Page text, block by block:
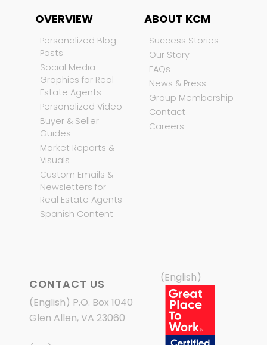
OVERVIEW
Personalized Blog
Posts
Social Media
Graphics for Real
Estate Agents
Personalized Video
Buyer & Seller
Guides
Market Reports &
Visuals
Custom Emails &
Newsletters for
Real Estate Agents
Spanish Content
ABOUT KCM
Success Stories
Our Story
FAQs
News & Press
Group Membership
Contact
Careers
CONTACT US
(English) P.O. Box 1040
Glen Allen, VA 23060
(English)